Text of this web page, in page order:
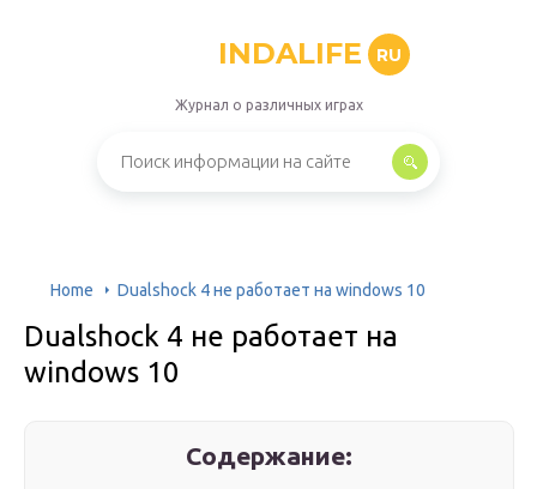
INDALIFE RU
Журнал о различных играх
Home Dualshock 4 не работает на windows 10
Dualshock 4 не работает на
windows 10
Содержание: